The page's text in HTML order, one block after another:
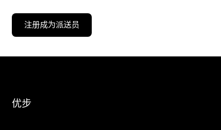
注册成为派送员
优步